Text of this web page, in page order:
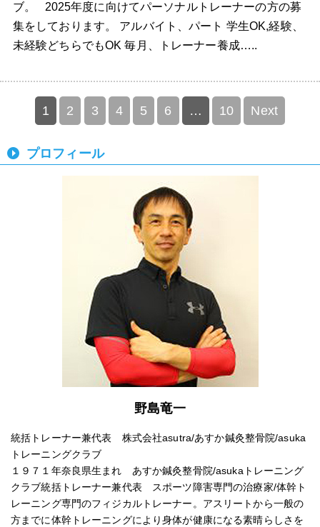
ブ。 2025年度に向けてパーソナルトレーナーの方の募
集をしております。 アルバイト、パート 学生OK,経験、
未経験どちらでもOK 毎月、トレーナー養成…..
1 2 3 4 5 6 … 10 Next
プロフィール
野島竜一
統括トレーナー兼代表 株式会社asutra/あすか鍼灸整骨院/asuka
トレーニングクラブ
１９７１年奈良県生まれ あすか鍼灸整骨院/asukaトレーニング
クラブ統括トレーナー兼代表 スポーツ障害専門の治療家/体幹ト
レーニング専門のフィジカルトレーナー。アスリートから一般の
方までに体幹トレーニングにより身体が健康になる素晴らしさを